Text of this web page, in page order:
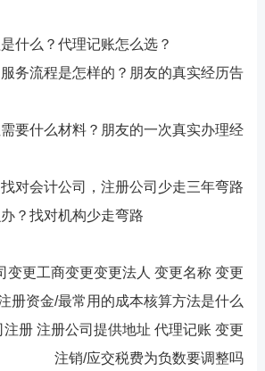
什么？代理记账怎么选？
务流程是怎样的？朋友的真实经历告
要什么材料？朋友的一次真实办理经
对会计公司，注册公司少走三年弯路
？找对机构少走弯路
变更工商变更变更法人 变更名称 变更
册资金/最常用的成本核算方法是什么
册 注册公司提供地址 代理记账 变更
注销/应交税费为负数要调整吗